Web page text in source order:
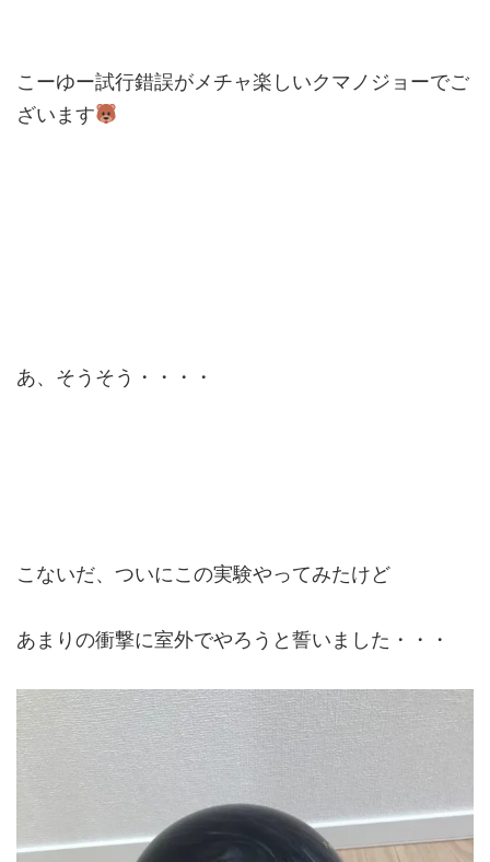
こーゆー試行錯誤がメチャ楽しいクマノジョーでご
ざいます
あ、そうそう・・・・
こないだ、ついにこの実験やってみたけど
あまりの衝撃に室外でやろうと誓いました・・・